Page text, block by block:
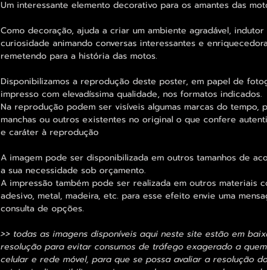
Um interessante elemento decorativo para os amantes das
Como decoração, ajuda a criar um ambiente agradável, indutor
curiosidade animando conversas interessantes e
remetendo para a história das motos.
Disponibilizamos a reprodução deste poster, em papel de
impresso com elevadíssima qualidade, nos formatos indicados.
Na reprodução podem ser visíveis algumas marcas do tempo,
manchas ou outros existentes no original o que confere
e caráter à reprodução
A imagem pode ser disponibilizada em outros tamanhos de
a sua necessidade sob orçamento.
A impressão também pode ser realizada em outros materiais
adesivo, metal, madeira, etc. para esse efeito envie uma
consulta de opções.
>> todas as imagens disponíveis aqui neste site estão em
resolução para evitar consumos de tráfego exagerado a
celular e rede móvel, para que se possa avaliar a resolução